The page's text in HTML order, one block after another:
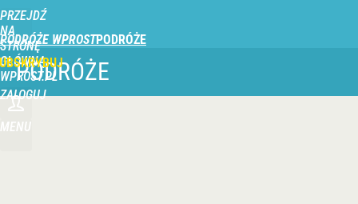
PRZEJDŹ
NA
STRONĘ
GŁÓWNĄ
WPROST.PL
PODRÓŻE WPROST
ZALOGUJ
MENU
PODRÓŻE